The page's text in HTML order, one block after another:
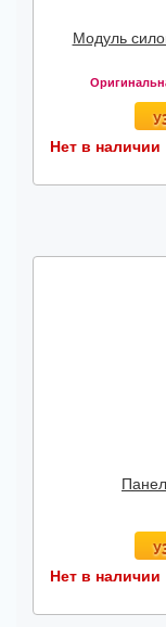
Модуль
Нет в наличии
Нет в наличии